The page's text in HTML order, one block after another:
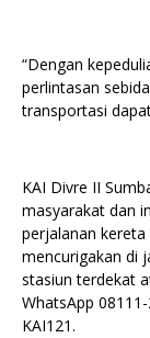
“Dengan
perlintasan
transportasi
KAI Divre II
masyarakat dan
perjalanan
mencurigakan di
stasiun terdekat
WhatsApp
KAI121.